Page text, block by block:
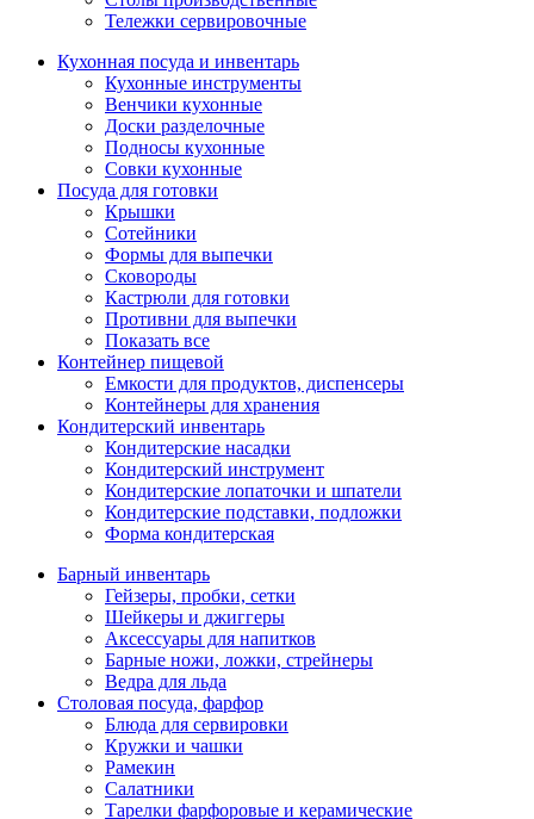
Тележки сервировочные
Кухонная посуда и инвентарь
Кухонные инструменты
Венчики кухонные
Доски разделочные
Подносы кухонные
Совки кухонные
Посуда для готовки
Крышки
Сотейники
Формы для выпечки
Сковороды
Кастрюли для готовки
Противни для выпечки
Показать все
Контейнер пищевой
Емкости для продуктов, диспенсеры
Контейнеры для хранения
Кондитерский инвентарь
Кондитерские насадки
Кондитерский инструмент
Кондитерские лопаточки и шпатели
Кондитерские подставки, подложки
Форма кондитерская
Барный инвентарь
Гейзеры, пробки, сетки
Шейкеры и джиггеры
Аксессуары для напитков
Барные ножи, ложки, стрейнеры
Ведра для льда
Столовая посуда, фарфор
Блюда для сервировки
Кружки и чашки
Рамекин
Салатники
Тарелки фарфоровые и керамические